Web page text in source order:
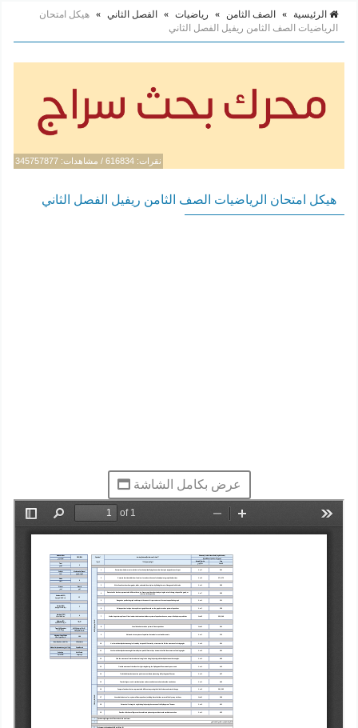
الرئيسية » الصف الثامن » رياضيات » الفصل الثاني » هيكل امتحان
الرياضيات الصف الثامن ريفيل الفصل الثاني
نقرات: 616834 / مشاهدات: 345757877
هيكل امتحان الرياضيات الصف الثامن ريفيل الفصل الثاني
عرض بكامل الشاشة